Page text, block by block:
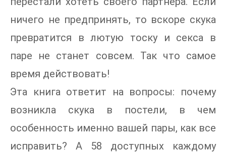
ничего не предпринять, то вскоре скука
превратится в лютую тоску и секса в
паре не станет совсем. Так что самое
время действовать!
Эта книга ответит на вопросы: почему
возникла скука в постели, в чем
особенность именно вашей пары, как все
исправить? А 58 доступных каждому